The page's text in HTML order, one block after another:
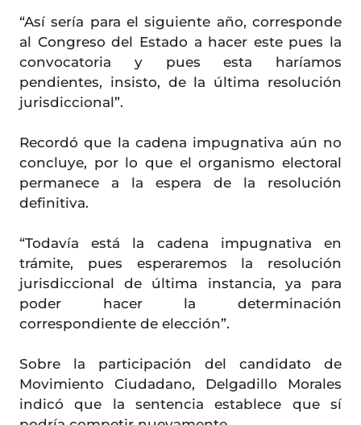
“Así sería para el siguiente año, corresponde
al Congreso del Estado a hacer este pues la
convocatoria y pues esta haríamos
pendientes, insisto, de la última resolución
jurisdiccional”.
Recordó que la cadena impugnativa aún no
concluye, por lo que el organismo electoral
permanece a la espera de la resolución
definitiva.
“Todavía está la cadena impugnativa en
trámite, pues esperaremos la resolución
jurisdiccional de última instancia, ya para
poder hacer la determinación
correspondiente de elección”.
Sobre la participación del candidato de
Movimiento Ciudadano, Delgadillo Morales
indicó que la sentencia establece que sí